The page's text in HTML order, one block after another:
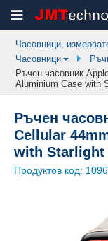
Часовници,
Часовници
Ръчен часовник
Aluminium Case with
Ръчен
Cellular
with Starlight
Продуктов код: